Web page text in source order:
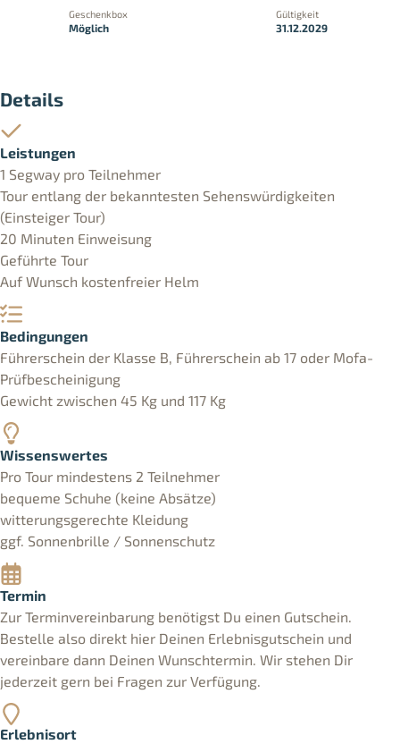
Geschenkbox
Möglich
Gültigkeit
31.12.2029
Details
Leistungen
1 Segway pro Teilnehmer
Tour entlang der bekanntesten Sehenswürdigkeiten
(Einsteiger Tour)
20 Minuten Einweisung
Geführte Tour
Auf Wunsch kostenfreier Helm
Bedingungen
Führerschein der Klasse B, Führerschein ab 17 oder Mofa-
Prüfbescheinigung
Gewicht zwischen 45 Kg und 117 Kg
Wissenswertes
Pro Tour mindestens 2 Teilnehmer
bequeme Schuhe (keine Absätze)
witterungsgerechte Kleidung
ggf. Sonnenbrille / Sonnenschutz
Termin
Zur Terminvereinbarung benötigst Du einen Gutschein.
Bestelle also direkt hier Deinen Erlebnisgutschein und
vereinbare dann Deinen Wunschtermin. Wir stehen Dir
jederzeit gern bei Fragen zur Verfügung.
Erlebnisort